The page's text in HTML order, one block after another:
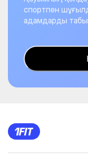
спортпен
адамдарды